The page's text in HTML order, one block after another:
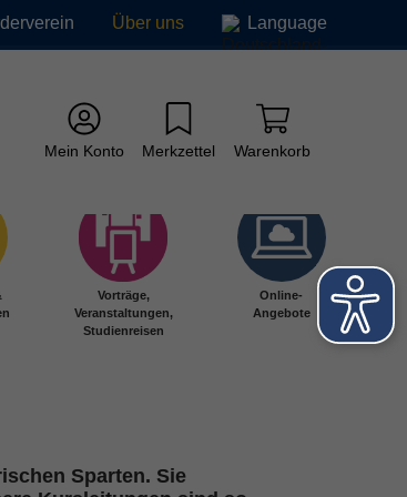
Über uns Language
Mein Konto Merkzettel Warenkorb
Vorträge,
Veranstaltungen,
Studienreisen
Online-
Angebote
Sparten. Sie